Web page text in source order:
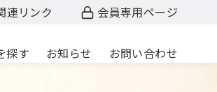
連リンク 会員専用ページ
探す お知らせ お問い合わせ